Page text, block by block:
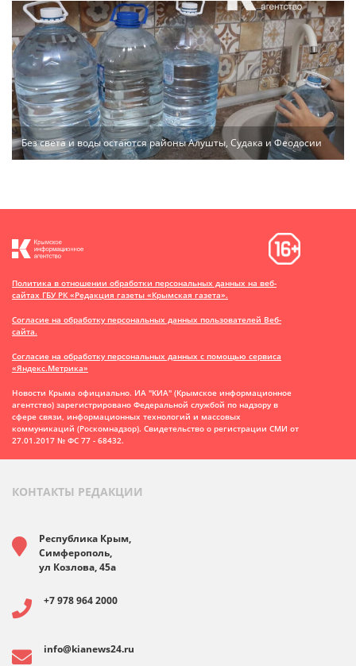
Без света и воды остаются районы Алушты, Судака и Феодосии
Политика в отношении обработки персональных данных на веб-
сайтах ГБУ РК «Редакция газеты «Крымская газета».
Согласие на обработку персональных данных пользователей Веб-
сайта.
Согласие на обработку персональных данных с помощью сервиса
«Яндекс.Метрика»
Новости Крыма официально. ИА "КИА" (Крымское информационное
агентство) зарегистрировано Федеральной службой по надзору в
сфере связи, информационных технологий и массовых
коммуникаций (Роскомнадзор). Свидетельство о регистрации СМИ от
27.01.2017 № ФС 77 - 68432.
КОНТАКТЫ РЕДАКЦИИ
Республика Крым,
Симферополь,
ул Козлова, 45а
+7 978 964 2000
info@kianews24.ru